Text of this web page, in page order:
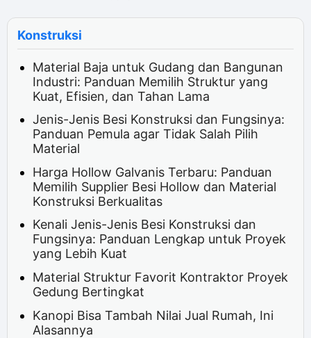
Konstruksi
Material Baja untuk Gudang dan Bangunan
Industri: Panduan Memilih Struktur yang
Kuat, Efisien, dan Tahan Lama
Jenis-Jenis Besi Konstruksi dan Fungsinya:
Panduan Pemula agar Tidak Salah Pilih
Material
Harga Hollow Galvanis Terbaru: Panduan
Memilih Supplier Besi Hollow dan Material
Konstruksi Berkualitas
Kenali Jenis-Jenis Besi Konstruksi dan
Fungsinya: Panduan Lengkap untuk Proyek
yang Lebih Kuat
Material Struktur Favorit Kontraktor Proyek
Gedung Bertingkat
Kanopi Bisa Tambah Nilai Jual Rumah, Ini
Alasannya